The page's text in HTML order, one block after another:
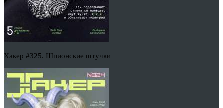
Хакер #325. Шпионские штучки